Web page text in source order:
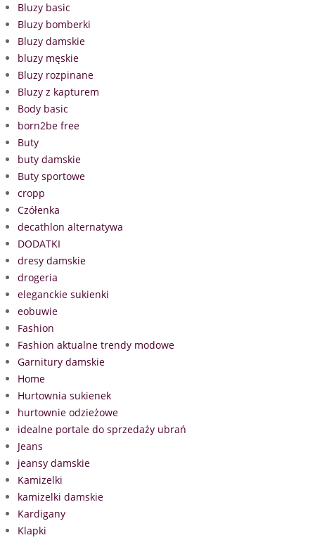
Bluzy basic
Bluzy bomberki
Bluzy damskie
bluzy męskie
Bluzy rozpinane
Bluzy z kapturem
Body basic
born2be free
Buty
buty damskie
Buty sportowe
cropp
Czółenka
decathlon alternatywa
DODATKI
dresy damskie
drogeria
eleganckie sukienki
eobuwie
Fashion
Fashion aktualne trendy modowe
Garnitury damskie
Home
Hurtownia sukienek
hurtownie odzieżowe
idealne portale do sprzedaży ubrań
Jeans
jeansy damskie
Kamizelki
kamizelki damskie
Kardigany
Klapki